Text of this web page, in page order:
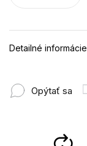
Detailné informácie
Opýtať sa